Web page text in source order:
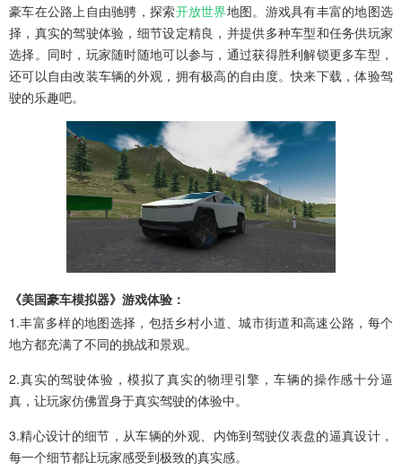
豪车在公路上自由驰骋，探索开放世界地图。游戏具有丰富的地图选
择，真实的驾驶体验，细节设定精良，并提供多种车型和任务供玩家
选择。同时，玩家随时随地可以参与，通过获得胜利解锁更多车型，
还可以自由改装车辆的外观，拥有极高的自由度。快来下载，体验驾
驶的乐趣吧。
《美国豪车模拟器》游戏体验：
1.丰富多样的地图选择，包括乡村小道、城市街道和高速公路，每个
地方都充满了不同的挑战和景观。
2.真实的驾驶体验，模拟了真实的物理引擎，车辆的操作感十分逼
真，让玩家仿佛置身于真实驾驶的体验中。
3.精心设计的细节，从车辆的外观、内饰到驾驶仪表盘的逼真设计，
每一个细节都让玩家感受到极致的真实感。